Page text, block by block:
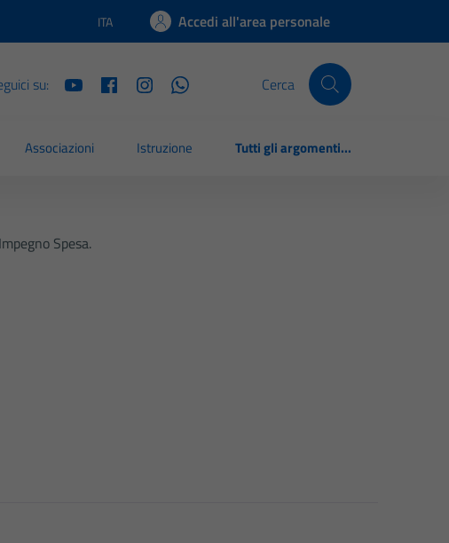
Lingua attiva:
ITA Accedi all'area personale
su: Cerca
Associazioni Istruzione Tutti gli argomenti...
Spesa.